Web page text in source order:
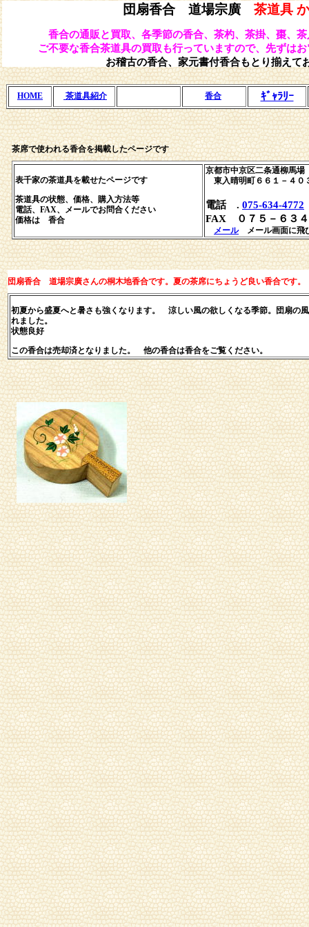
団扇香合 道場宗廣 茶道具
香合の通販と買取、各季節の香合、茶杓、茶掛、棗、
ご不要な香合茶道具の買取も行っていますので、先ずは
お稽古の香合、家元書付香合もとり揃えて
HOME 茶道具紹介 香合 ｷﾞｬﾗﾘｰ
茶席で使われる香合を掲載したページです
表千家の茶道具を載せたページです
茶道具の状態、価格、購入方法等
電話、FAX、メールでお問合ください
価格は 香合
京都市中京区二条通柳馬場
東入晴明町６６１－４０
電話 . 075-634-4772
FAX ０７５－６３
メールメール画面に飛
団扇香合 道場宗廣さんの桐木地香合です。夏の茶席にちょうど良い香合です。
初夏から盛夏へと暑さも強くなります。 涼しい風の欲しくなる季節。団扇の
れました。
状態良好
この香合は売却済となりました。 他の香合は香合をご覧ください。